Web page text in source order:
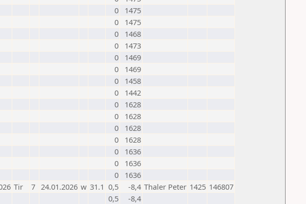
0
1475
0
1475
0
1468
0
1473
0
1469
0
1469
0
1458
0
1442
0
1628
0
1628
0
1628
0
1628
0
1636
0
1636
0
1636
Tir 7 24.01.2026 w 31.1 0,5 -8,4 Thaler Peter 1425 146807
0,5 -8,4